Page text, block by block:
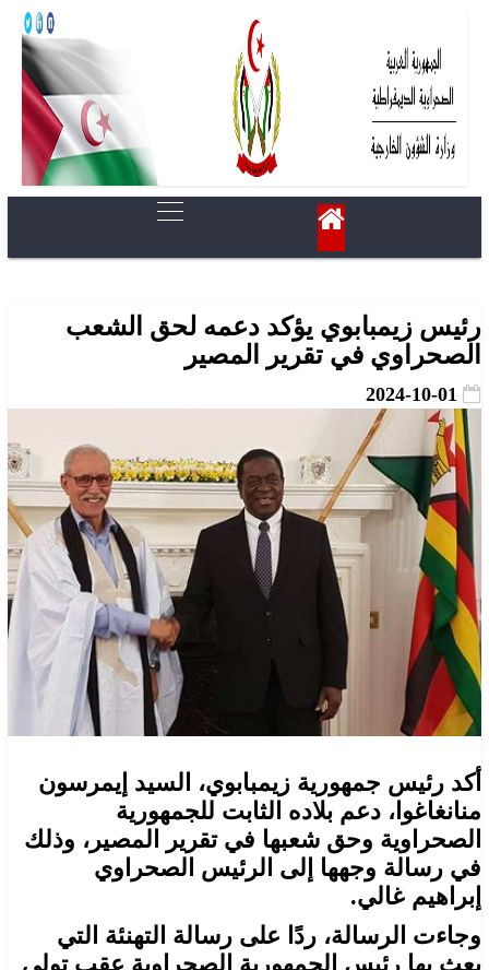
رئيس زيمبابوي يؤكد دعمه لحق الشعب
الصحراوي في تقرير المصير
2024-10-01
أكد رئيس جمهورية زيمبابوي، السيد إيمرسون
منانغاغوا، دعم بلاده الثابت للجمهورية
الصحراوية وحق شعبها في تقرير المصير، وذلك
في رسالة وجهها إلى الرئيس الصحراوي
إبراهيم غالي.
وجاءت الرسالة، ردًا على رسالة التهنئة التي
بعث بها رئيس الجمهورية الصحراوية عقب تولي